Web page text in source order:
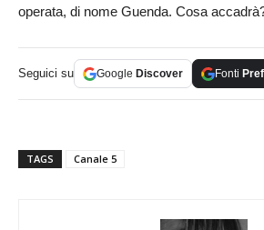
operata, di nome Guenda. Cosa
Seguici su Google Discover Fonti
TAGS Canale 5